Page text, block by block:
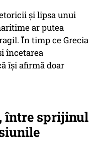
și lipsa unui
ar putea
În timp ce Grecia
încetarea
își afirmă doar
între sprijinul